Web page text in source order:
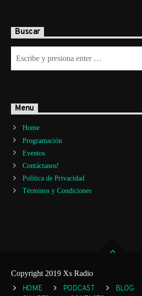
Buscar
Menu
Home
Programación
Eventos
Contáctanos!
Política de Privacidad
Términos y Condiciones
Copyright 2019 Xs Radio
HOME PODCAST BLOG